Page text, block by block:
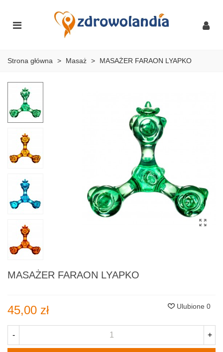
Strona główna > Masaż > MASAŻER FARAON LYAPKO
MASAŻER FARAON LYAPKO
45,00 zł Ulubione 0
- +